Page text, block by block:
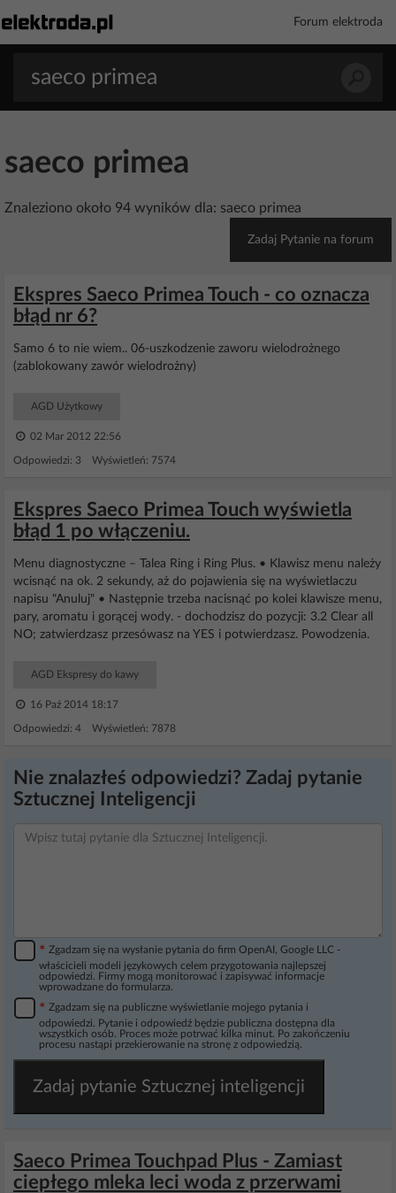
Forum elektroda
saeco primea
Znaleziono około 94 wyników dla: saeco primea
Zadaj Pytanie na forum
Ekspres Saeco Primea Touch - co oznacza
błąd nr 6?
Samo 6 to nie wiem.. 06-uszkodzenie zaworu wielodrożnego
(zablokowany zawór wielodrożny)
AGD Użytkowy
02 Mar 2012 22:56
Odpowiedzi: 3 Wyświetleń: 7574
Ekspres Saeco Primea Touch wyświetla
błąd 1 po włączeniu.
Menu diagnostyczne – Talea Ring i Ring Plus. • Klawisz menu należy
wcisnąć na ok. 2 sekundy, aż do pojawienia się na wyświetlaczu
napisu "Anuluj" • Następnie trzeba nacisnąć po kolei klawisze menu,
pary, aromatu i gorącej wody. - dochodzisz do pozycji: 3.2 Clear all
NO; zatwierdzasz przesówasz na YES i potwierdzasz. Powodzenia.
AGD Ekspresy do kawy
16 Paź 2014 18:17
Odpowiedzi: 4 Wyświetleń: 7878
Nie znalazłeś odpowiedzi? Zadaj pytanie
Sztucznej Inteligencji
* Zgadzam się na wysłanie pytania do firm OpenAI, Google LLC -
właścicieli modeli językowych celem przygotowania najlepszej
odpowiedzi. Firmy mogą monitorować i zapisywać informacje
wprowadzane do formularza.
* Zgadzam się na publiczne wyświetlanie mojego pytania i
odpowiedzi. Pytanie i odpowiedź będzie publiczna dostępna dla
wszystkich osób. Proces może potrwać kilka minut. Po zakończeniu
procesu nastąpi przekierowanie na stronę z odpowiedzią.
Zadaj pytanie Sztucznej inteligencji
Saeco Primea Touchpad Plus - Zamiast
ciepłego mleka leci woda z przerwami